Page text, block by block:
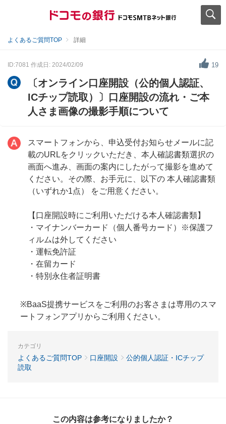
よくあるご質問TOP 詳細
ID:7081 作成日: 2024/02/09 19
〔オンライン口座開設（公的個人認証、
ICチップ読取）〕口座開設の流れ・ご本
人さま画像の撮影手順について
スマートフォンから、申込受付お知らせメールに記
載のURLをクリックいただき、本人確認書類選択の
画面へ進み、画面の案内にしたがって撮影を進めて
ください。その際、お手元に、以下の 本人確認書類
（いずれか1点） をご用意ください。
【口座開設時にご利用いただける本人確認書類】
・マイナンバーカード（個人番号カード）※保護フ
ィルムは外してください
・運転免許証
・在留カード
・特別永住者証明書
※BaaS提携サービスをご利用のお客さまは専用のスマ
ートフォンアプリからご利用ください。
カテゴリ
よくあるご質問TOP 口座開設
公的個人認証・ICチップ
読取
この内容は参考になりましたか？